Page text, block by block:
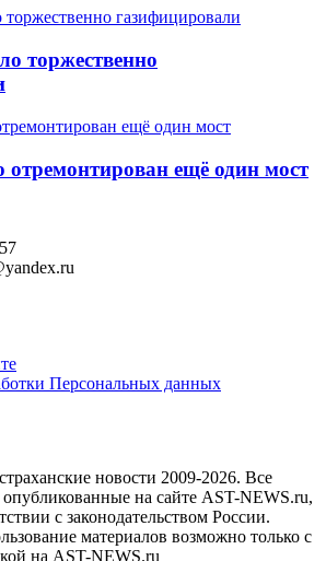
торжественно
ещё один мост
Персональных данных
новости 2009-2026. Все
на сайте AST-NEWS.ru,
с законодательством России.
материалов возможно только с
на AST-NEWS.ru